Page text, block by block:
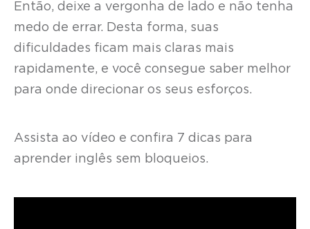
Então, deixe a vergonha de lado e não tenha
medo de errar. Desta forma, suas
dificuldades ficam mais claras mais
rapidamente, e você consegue saber melhor
para onde direcionar os seus esforços.
Assista ao vídeo e confira 7 dicas para
aprender inglês sem bloqueios.